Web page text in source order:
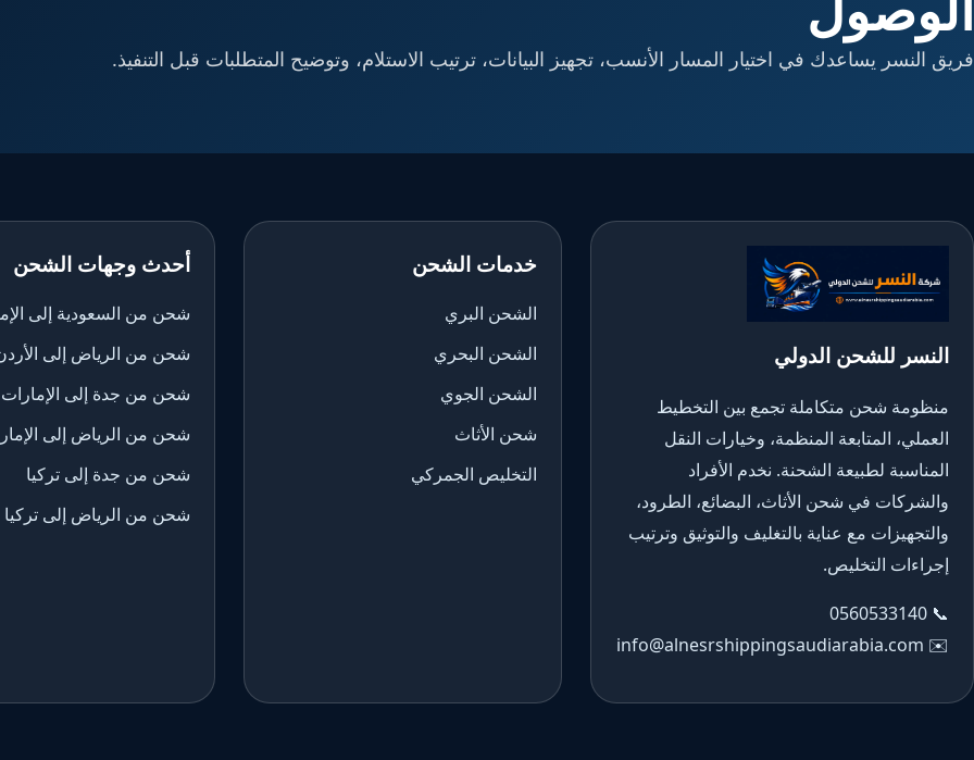
فريق النسر يساعدك في اختيار المسار الأنسب، تجهيز البيانات، ترتيب الاستلام، وتوضيح المتطلبات قبل التنفيذ.
النسر للشحن الدولي
منظومة شحن متكاملة تجمع بين التخطيط
العملي، المتابعة المنظمة، وخيارات النقل
المناسبة لطبيعة الشحنة. نخدم الأفراد
والشركات في شحن الأثاث، البضائع، الطرود،
والتجهيزات مع عناية بالتغليف والتوثيق وترتيب
إجراءات التخليص.
📞
0560533140
✉️
info@alnesrshippingsaudiarabia.com
خدمات الشحن
الشحن البري
الشحن البحري
الشحن الجوي
شحن الأثاث
التخليص الجمركي
أحدث وجهات الشحن
شحن من السعودية إلى
شحن من الرياض إلى
شحن من جدة إلى الإمارات
شحن من الرياض إلى
شحن من جدة إلى تركيا
شحن من الرياض إلى تركيا